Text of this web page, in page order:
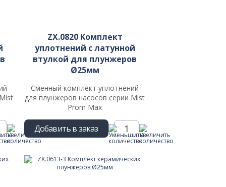
ZX.0820 Комплект
уплотнений c латунной
втулкой для плунжеров
Ø25мм
Сменный комплект уплотнений
для плунжеров насосов серии Mist
Prom Max
Добавить в заказ